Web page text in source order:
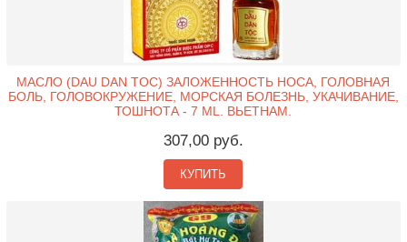
МАСЛО (DAU DAN TOC) ЗАЛОЖЕННОСТЬ НОСА, ГОЛОВНАЯ
БОЛЬ, ГОЛОВОКРУЖЕНИЕ, МОРСКАЯ БОЛЕЗНЬ, УКАЧИВАНИЕ,
ТОШНОТА - 7 ML. ВЬЕТНАМ.
307,00 руб.
КУПИТЬ